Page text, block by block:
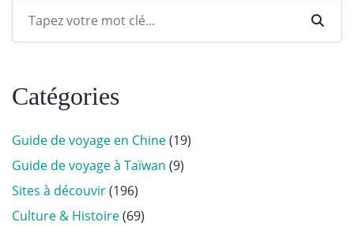
Catégories
Guide de voyage en Chine(19)
Guide de voyage à Taïwan (9)
Sites à découvir(196)
Culture & Histoire(69)